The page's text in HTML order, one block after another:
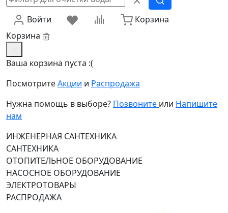
Войти
Корзина
Корзина
Ваша корзина пуста :(
ПосмотритеАкции и Распродажа
Нужна помощь в выборе? Позвоните или Напишите
нам
ИНЖЕНЕРНАЯ САНТЕХНИКА
САНТЕХНИКА
ОТОПИТЕЛЬНОЕ ОБОРУДОВАНИЕ
НАСОСНОЕ ОБОРУДОВАНИЕ
ЭЛЕКТРОТОВАРЫ
РАСПРОДАЖА